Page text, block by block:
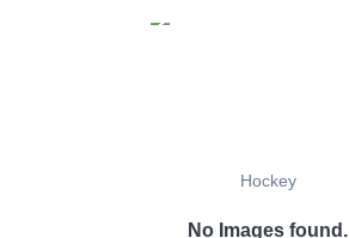
Hockey
No Images found.